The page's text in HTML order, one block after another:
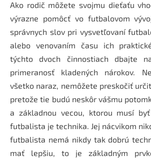
Ako rodič môžete svojmu dieťaťu
výrazne pomôcť vo futbalovom
správnych slov pri vysvetľovaní
alebo venovaním času ich
týchto dvoch činnostiach dbajte
primeranosť kladených nárokov.
všetko naraz, nemôžete preskočiť
pretože tie budú neskôr vášmu
a základnou vecou, ktorou musí
futbalista je technika. Jej nácvikom
futbalista nemá nikdy tak dobrú
mať lepšiu, to je základným